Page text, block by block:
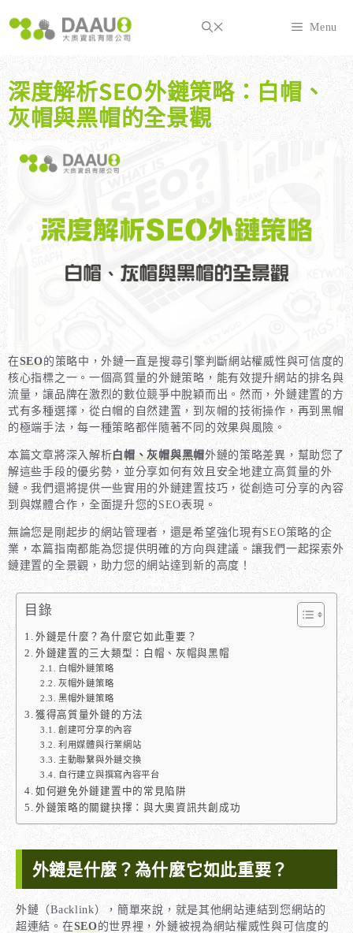
至
內
容
Menu
深度解析SEO外鏈策略：白帽、
灰帽與黑帽的全景觀
在SEO的策略中，外鏈一直是搜尋引擎判斷網站權威性與可信度的
核心指標之一。一個高質量的外鏈策略，能有效提升網站的排名與
流量，讓品牌在激烈的數位競爭中脫穎而出。然而，外鏈建置的方
式有多種選擇，從白帽的自然建置，到灰帽的技術操作，再到黑帽
的極端手法，每一種策略都伴隨著不同的效果與風險。
本篇文章將深入解析白帽、灰帽與黑帽外鏈的策略差異，幫助您了
解這些手段的優劣勢，並分享如何有效且安全地建立高質量的外
鏈。我們還將提供一些實用的外鏈建置技巧，從創造可分享的內容
到與媒體合作，全面提升您的SEO表現。
無論您是剛起步的網站管理者，還是希望強化現有SEO策略的企
業，本篇指南都能為您提供明確的方向與建議。讓我們一起探索外
鏈建置的全景觀，助力您的網站達到新的高度！
目錄
外鏈是什麼？為什麼它如此重要？
外鏈建置的三大類型：白帽、灰帽與黑帽
白帽外鏈策略
灰帽外鏈策略
黑帽外鏈策略
獲得高質量外鏈的方法
創建可分享的內容
利用媒體與行業網站
主動聯繫與外鏈交換
自行建立與撰寫內容平台
如何避免外鏈建置中的常見陷阱
外鏈策略的關鍵抉擇：與大奧資訊共創成功
外鏈是什麼？為什麼它如此重要？
外鏈（Backlink），簡單來說，就是其他網站連結到您網站的
超連結。在SEO的世界裡，外鏈被視為網站權威性與可信度的